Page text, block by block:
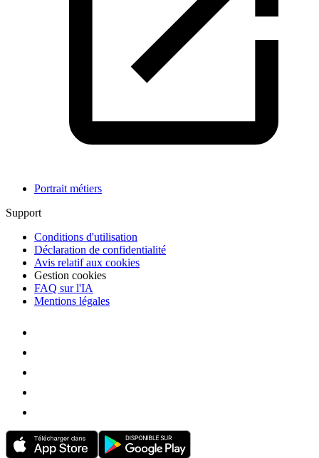
Portrait métiers
Support
Conditions d'utilisation
Déclaration de confidentialité
Avis relatif aux cookies
Gestion cookies
FAQ sur l'IA
Mentions légales